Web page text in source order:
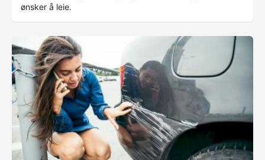
ønsker å leie.